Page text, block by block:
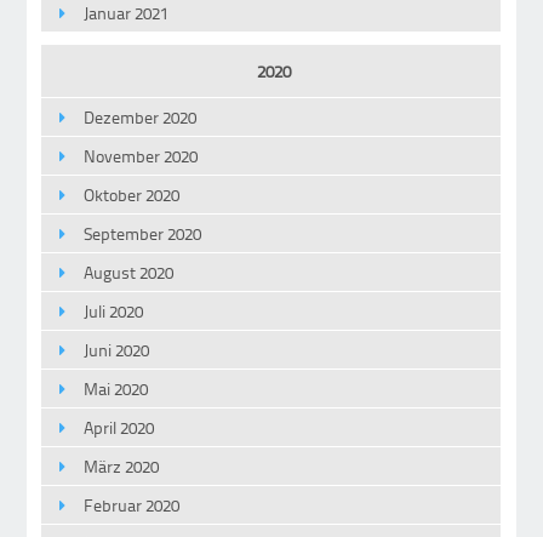
Januar 2021
2020
Dezember 2020
November 2020
Oktober 2020
September 2020
August 2020
Juli 2020
Juni 2020
Mai 2020
April 2020
März 2020
Februar 2020